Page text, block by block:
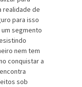
realidade de
para isso
segmento
nem tem
conquistar a
sob